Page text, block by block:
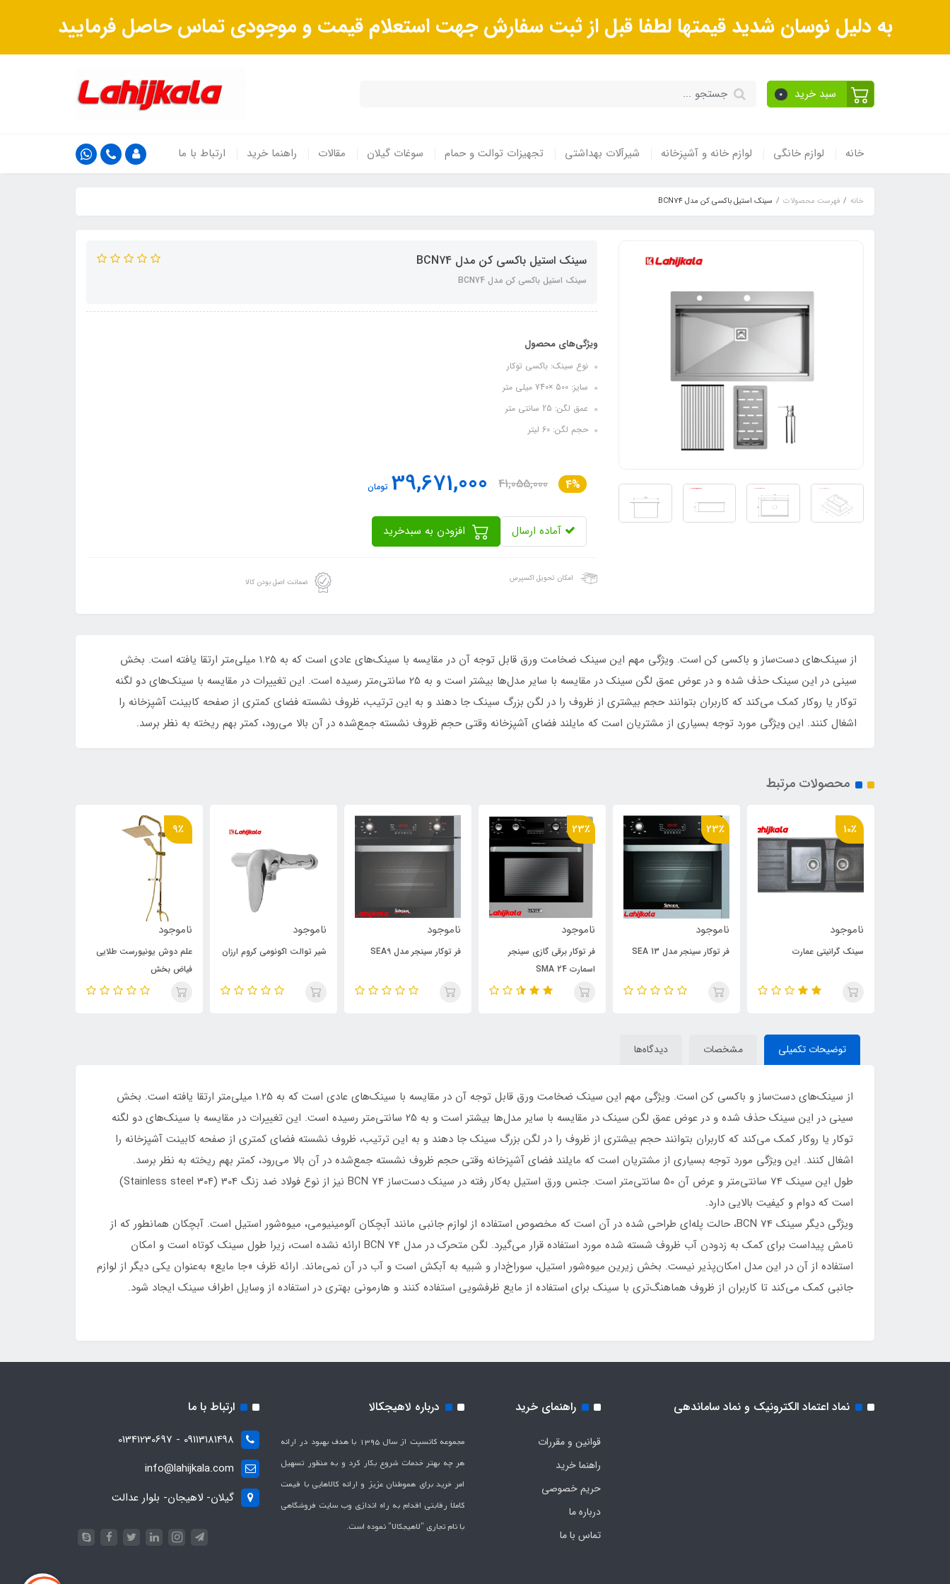
به دلیل نوسان شدید قیمتها لطفا قبل از ثبت سفارش جهت استعلام قیمت و موجودی تماس حاصل فرمایید
سبد خرید 0
خانه لوازم خانگی لوازم خانه و آشپزخانه شیرآلات بهداشتی تجهیزات توالت و حمام سوغات گیلان مقالات راهنما خرید ارتباط با ما
خانه فهرست محصولات سینک استیل باکسی کن مدل BCN74
سینک استیل باکسی کن مدل BCN74
سینک استیل باکسی کن مدل BCN74
ویژگی‌های محصول
نوع سینک: باکسی توکار
سایز: 500 ×740 میلی متر
عمق لگن: 25 سانتی متر
حجم لگن: 60 لیتر
4%
41,055,000
39,671,000 تومان
آماده ارسال
امکان تحویل اکسپرس ضمانت اصل بودن کالا
از سینک‌های دست‌ساز و باکسی کن است. ویژگی مهم این سینک ضخامت ورق قابل توجه آن در مقایسه با سینک‌های عادی است که به 1.25 میلی‌متر ارتقا یافته است. بخش
سینی در این سینک حذف شده و در عوض عمق لگن سینک در مقایسه با سایر مدل‌ها بیشتر است و به 25 سانتی‌متر رسیده است. این تغییرات در مقایسه با سینک‌های دو لگنه
توکار یا روکار کمک می‌کند که کاربران بتوانند حجم بیشتری از ظروف را در لگن بزرگ سینک جا دهند و به این ترتیب، ظروف نشسته فضای کمتری از صفحه کابینت آشپزخانه را
اشغال کنند. این ویژگی مورد توجه بسیاری از مشتریان است که مایلند فضای آشپزخانه وقتی حجم ظروف نشسته جمع‌شده در آن بالا می‌رود، کمتر بهم ریخته به نظر برسد.
محصولات مرتبط
10٪
ناموجود
سینک گرانیتی عمارت
23٪
ناموجود
فر توکار سینجر مدل SEA 13
23٪
ناموجود
فر توکار برقی گازی سینجر
اسمارت SMA 24
ناموجود
فر توکار سینجر مدل SEA9
ناموجود
شیر توالت اکونومی کروم ارزان
9٪
ناموجود
علم دوش یونیورست طلایی
فیاض بخش
توضیحات تکمیلی مشخصات دیدگاه‌ها
از سینک‌های دست‌ساز و باکسی کن است. ویژگی مهم این سینک ضخامت ورق قابل توجه آن در مقایسه با سینک‌های عادی است که به 1.25 میلی‌متر ارتقا یافته است. بخش
سینی در این سینک حذف شده و در عوض عمق لگن سینک در مقایسه با سایر مدل‌ها بیشتر است و به 25 سانتی‌متر رسیده است. این تغییرات در مقایسه با سینک‌های دو لگنه
توکار یا روکار کمک می‌کند که کاربران بتوانند حجم بیشتری از ظروف را در لگن بزرگ سینک جا دهند و به این ترتیب، ظروف نشسته فضای کمتری از صفحه کابینت آشپزخانه را
اشغال کنند. این ویژگی مورد توجه بسیاری از مشتریان است که مایلند فضای آشپزخانه وقتی حجم ظروف نشسته جمع‌شده در آن بالا می‌رود، کمتر بهم ریخته به نظر برسد.
طول این سینک 74 سانتی‌متر و عرض آن 50 سانتی‌متر است. جنس ورق استیل به‌کار رفته در سینک دست‌ساز BCN 74 نیز از نوع فولاد ضد زنگ 304 (Stainless steel 304)
است که دوام و کیفیت بالایی دارد.
ویژگی دیگر سینک BCN 74، حالت پله‌ای طراحی شده در آن است که مخصوص استفاده از لوازم جانبی مانند آبچکان آلومینیومی، میوه‌شور استیل است. آبچکان همانطور که از
نامش پیداست برای کمک به زدودن آب ظروف شسته شده مورد استفاده قرار می‌گیرد. لگن متحرک در مدل BCN 74 ارائه نشده است، زیرا طول سینک کوتاه است و امکان
استفاده از آن در این مدل امکان‌پذیر نیست. بخش زیرین میوه‌شور استیل، سوراخ‌دار و شبیه به آبکش است و آب در آن نمی‌ماند. ارائه ظرف «جا مایع» به‌عنوان یکی دیگر از لوازم
جانبی کمک می‌کند تا کاربران از ظروف هماهنگ‌تری با سینک برای استفاده از مایع ظرفشویی استفاده کنند و هارمونی بهتری در استفاده از وسایل اطراف سینک ایجاد شود.
نماد اعتماد الکترونیک و نماد ساماندهی راهنمای خرید
قوانین و مقررات
راهنما خرید
حریم خصوصی
درباره ما
تماس با ما
درباره لاهیجکالا
مجموعه کانسپت از سال 1395 با هدف بهبود در ارائه
هر چه بهتر خدمات شروع بکار کرد و به منظور تسهیل
امر خرید برای هموطنان عزیز و ارائه کالاهایی با قیمت
کاملاَ رقابتی اقدام به راه اندازی وب سایت فروشگاهی
با نام تجاری "لاهیج­کالا" نموده است.
ارتباط با ما
09113181498 - 01341230697
info@lahijkala.com
گیلان- لاهیجان- بلوار عدالت